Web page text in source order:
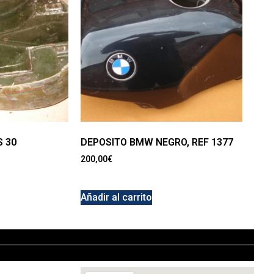
30 DEPOSITO BMW NEGRO, REF 1377
200,00€
Añadir al carrito